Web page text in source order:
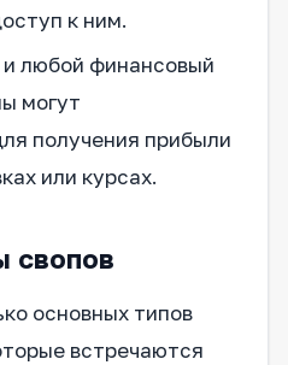
к ним.
и любой финансовый
могут
получения прибыли
или курсах.
свопов
основных типов
встречаются